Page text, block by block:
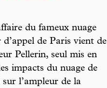
du fameux nuage
de Paris vient de
Pellerin, seul mis en
impacts du nuage de
l’ampleur de la